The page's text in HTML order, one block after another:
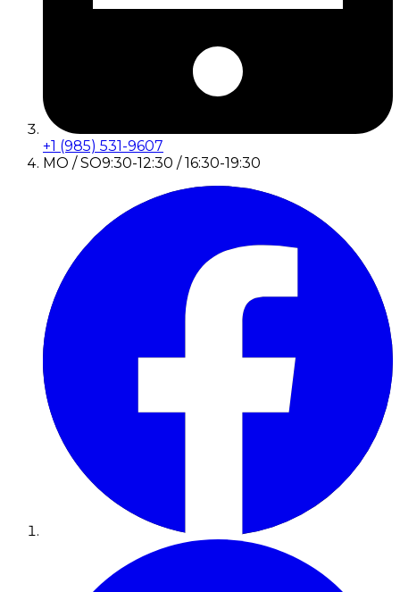
+1 (985) 531-9607
MO / SO9:30-12:30 / 16:30-19:30